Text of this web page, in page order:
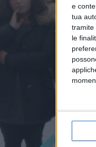
e
tua
tramite
le